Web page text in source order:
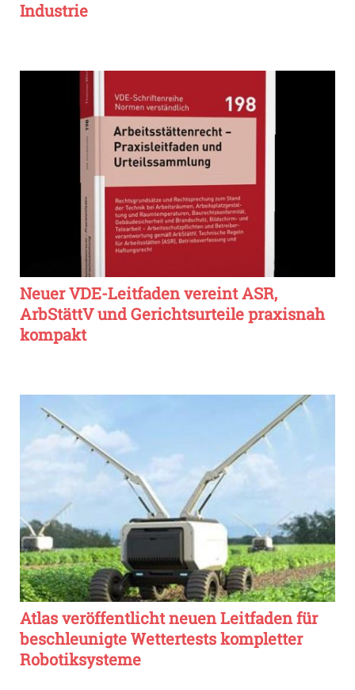
Industrie
Neuer VDE-Leitfaden vereint ASR,
ArbStättV und Gerichtsurteile praxisnah
kompakt
Atlas veröffentlicht neuen Leitfaden für
beschleunigte Wettertests kompletter
Robotiksysteme